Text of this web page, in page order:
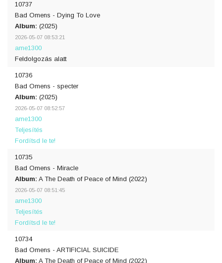
10737
Bad Omens - Dying To Love
Album: (2025)
2026-05-07 08:53:21
ame1300
Feldolgozás alatt
10736
Bad Omens - specter
Album: (2025)
2026-05-07 08:52:57
ame1300
Teljesítés
Fordítsd le te!
10735
Bad Omens - Miracle
Album: A The Death of Peace of Mind (2022)
2026-05-07 08:51:45
ame1300
Teljesítés
Fordítsd le te!
10734
Bad Omens - ARTIFICIAL SUICIDE
Album: A The Death of Peace of Mind (2022)